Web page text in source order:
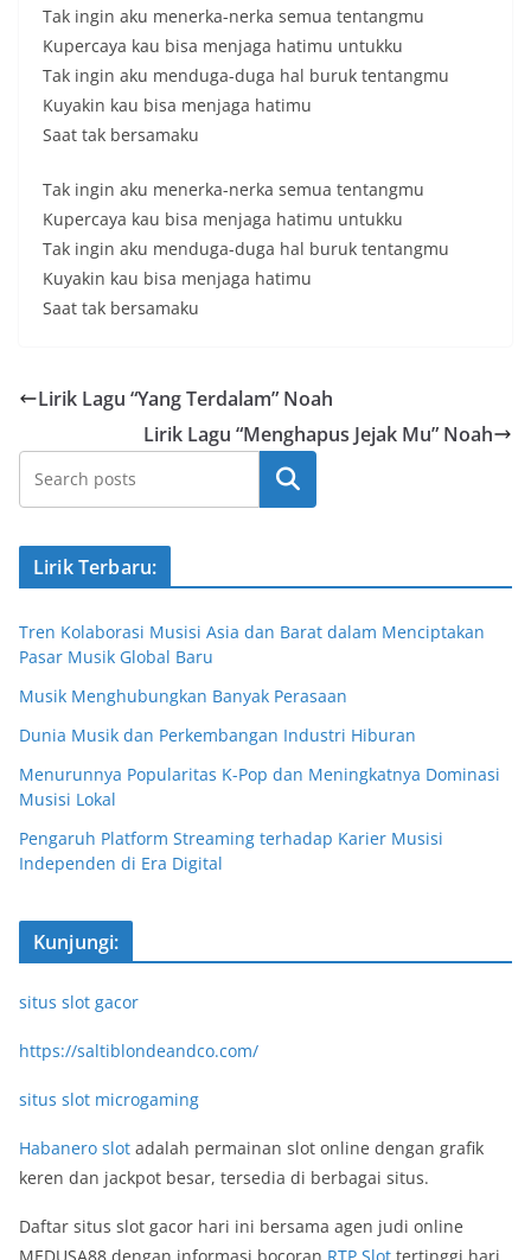
F
.
Tak ingin aku menerka-nerka semua tentangmu
Kupercaya kau bisa menjaga hatimu untukku
Tak ingin aku menduga-duga hal buruk tentangmu
Kuyakin kau bisa menjaga hatimu
Saat tak bersamaku
Tak ingin aku menerka-nerka semua tentangmu
Kupercaya kau bisa menjaga hatimu untukku
Tak ingin aku menduga-duga hal buruk tentangmu
Kuyakin kau bisa menjaga hatimu
Saat tak bersamaku
Lirik Lagu “Yang Terdalam” Noah
Lirik Lagu “Menghapus Jejak Mu” Noah
Cari
Lirik Terbaru:
Tren Kolaborasi Musisi Asia dan Barat dalam Menciptakan
Pasar Musik Global Baru
Musik Menghubungkan Banyak Perasaan
Dunia Musik dan Perkembangan Industri Hiburan
Menurunnya Popularitas K-Pop dan Meningkatnya Dominasi
Musisi Lokal
Pengaruh Platform Streaming terhadap Karier Musisi
Independen di Era Digital
Kunjungi:
situs slot gacor
https://saltiblondeandco.com/
situs slot microgaming
Habanero slot adalah permainan slot online dengan grafik
keren dan jackpot besar, tersedia di berbagai situs.
Daftar situs slot gacor hari ini bersama agen judi online